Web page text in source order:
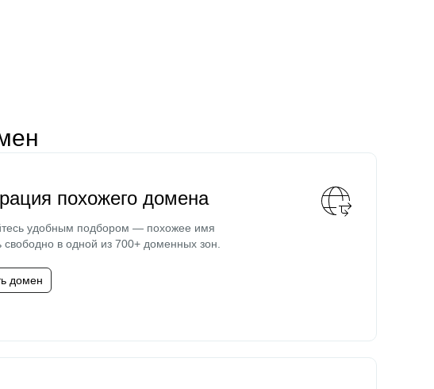
похожего домена
удобным подбором — похожее имя
свободно в одной из 700+ доменных зон.
домен